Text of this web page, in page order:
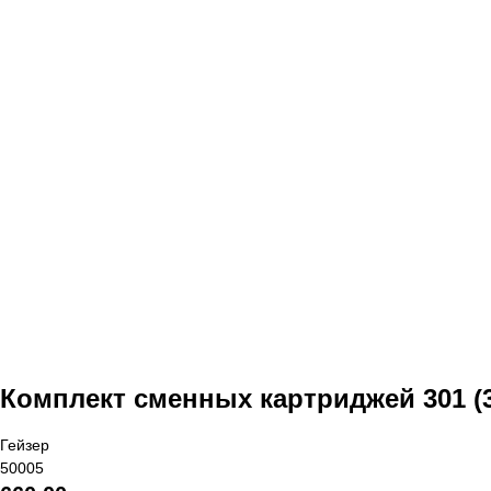
Комплект сменных картриджей 301
Гейзер
50005